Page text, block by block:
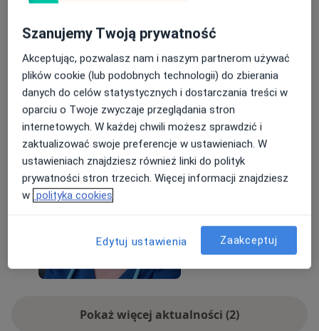
zapraszam na KONSULTACJE PEDIATRYCZNE i USG
Pneumonologii, Alergologii Dziecięcej i
Immunologii Klinicznej w Poznaniu
https://www.znanylekarz.pl/agnieszka-legierska-
2/pediatra/poznan
Dowiedz się więcej
09/05/2026
Pokaż więcej aktualności (2)
Szanujemy Twoją prywatność
Akceptując, pozwalasz nam i naszym partnerom używać
plików cookie (lub podobnych technologii) do zbierania
danych do celów statystycznych i dostarczania treści w
oparciu o Twoje zwyczaje przeglądania stron
internetowych. W każdej chwili możesz sprawdzić i
zaktualizować swoje preferencje w ustawieniach. W
ustawieniach znajdziesz również linki do polityk
prywatności stron trzecich. Więcej informacji znajdziesz
w polityka cookies
Edytuj ustawienia Zaakceptuj